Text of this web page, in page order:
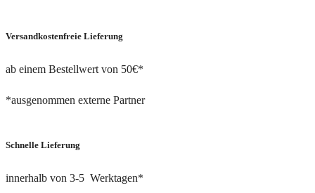
Versandkostenfreie Lieferung
ab einem Bestellwert von 50€*
*ausgenommen externe Partner
Schnelle Lieferung
innerhalb von 3-5 Werktagen*